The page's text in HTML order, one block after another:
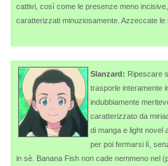
cattivi, così come le presenze meno
caratterizzati minuziosamente. Azzeccate le
Slanzard: Ripescare
trasporle interamente
indubbiamente
caratterizzato da
di manga e light novel
per poi fermarsi lì,
in sè. Banana Fish non cade nemmeno nel